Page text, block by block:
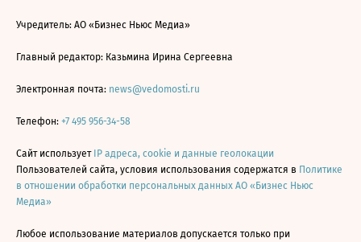
Учредитель: АО «Бизнес Ньюс Медиа»
Главный редактор: Казьмина Ирина Сергеевна
Электронная почта: news@vedomosti.ru
Телефон: +7 495 956-34-58
Сайт использует IP адреса, cookie и данные геолокации
Пользователей сайта, условия использования содержатся в Политике
в отношении обработки персональных данных АО «Бизнес Ньюс
Медиа»
Любое использование материалов допускается только при